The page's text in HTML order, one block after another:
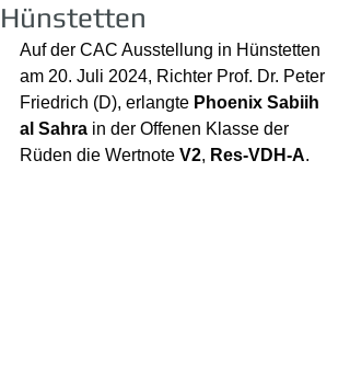
Hünstetten
Auf der CAC Ausstellung in Hünstetten
am 20. Juli 2024, Richter Prof. Dr. Peter
Friedrich (D), erlangte Phoenix Sabiih
al Sahra in der Offenen Klasse der
Rüden die Wertnote V2, Res-VDH-A.